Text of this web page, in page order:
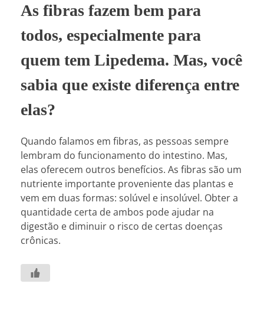
As fibras fazem bem para
todos, especialmente para
quem tem Lipedema. Mas, você
sabia que existe diferença entre
elas?
Quando falamos em fibras, as pessoas sempre
lembram do funcionamento do intestino. Mas,
elas oferecem outros benefícios. As fibras são um
nutriente importante proveniente das plantas e
vem em duas formas: solúvel e insolúvel. Obter a
quantidade certa de ambos pode ajudar na
digestão e diminuir o risco de certas doenças
crônicas.